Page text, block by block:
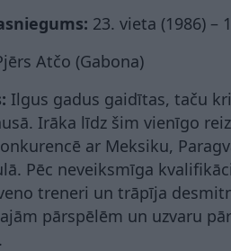
23. vieta (1986) –
Atčo (Gabona)
Ilgus gadus gaidītas, taču
Irāka līdz šim vienīgo
ar Meksiku,
Pēc neveiksmīga
treneri un trāpīja
pārspēlēm un uzvaru